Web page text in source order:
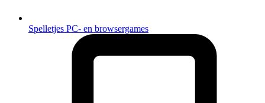
Spelletjes PC- en browsergames